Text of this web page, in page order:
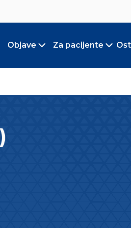
submenu
Objave
Toggle submenu
Za pacijente